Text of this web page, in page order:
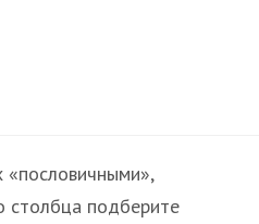
столбца подберите